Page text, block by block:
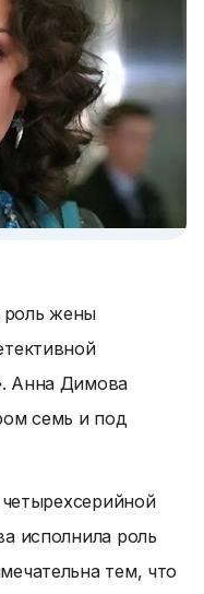
роль жены
Анна Димова
семь и под
исполнила роль
тем, что